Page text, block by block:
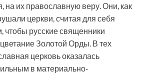
на их православную веру. Они, как
церкви, считая для себя
чтобы русские священники
Золотой Орды. В тех
церковь оказалась
в материально-